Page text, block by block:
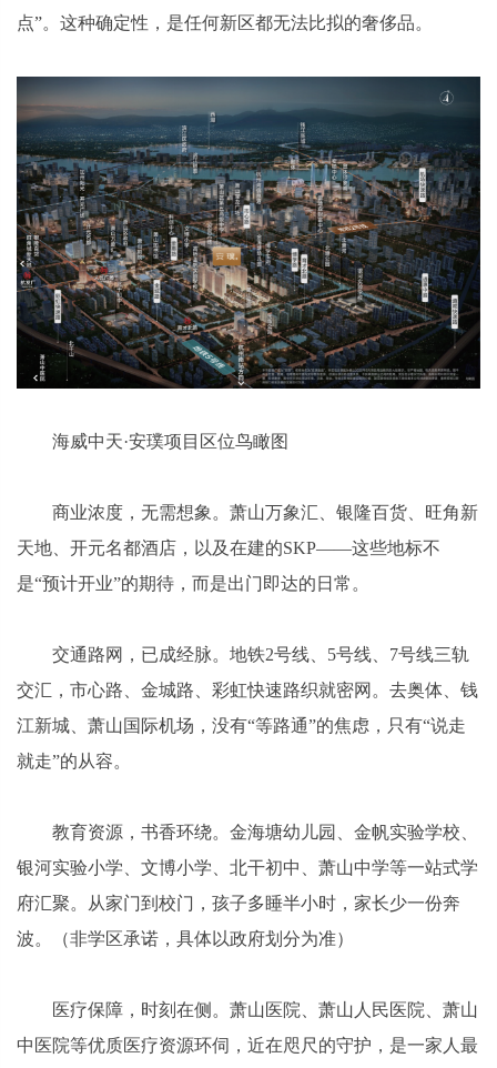
点”。这种确定性，是任何新区都无法比拟的奢侈品。
海威中天·安璞项目区位鸟瞰图
商业浓度，无需想象。萧山万象汇、银隆百货、旺角新
天地、开元名都酒店，以及在建的SKP——这些地标不
是“预计开业”的期待，而是出门即达的日常。
交通路网，已成经脉。地铁2号线、5号线、7号线三轨
交汇，市心路、金城路、彩虹快速路织就密网。去奥体、钱
江新城、萧山国际机场，没有“等路通”的焦虑，只有“说走
就走”的从容。
教育资源，书香环绕。金海塘幼儿园、金帆实验学校、
银河实验小学、文博小学、北干初中、萧山中学等一站式学
府汇聚。从家门到校门，孩子多睡半小时，家长少一份奔
波。（非学区承诺，具体以政府划分为准）
医疗保障，时刻在侧。萧山医院、萧山人民医院、萧山
中医院等优质医疗资源环伺，近在咫尺的守护，是一家人最